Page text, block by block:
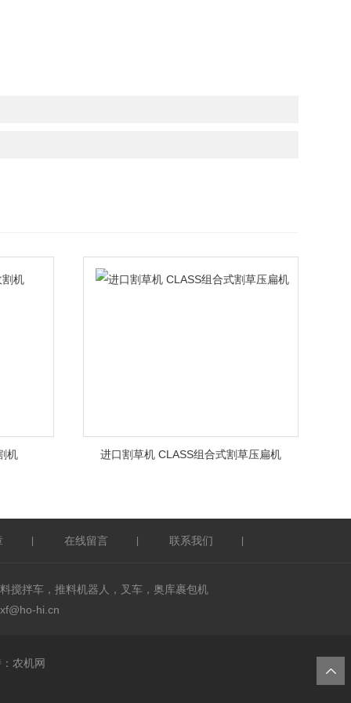
机 进口割草机 CLASS组合式割草压扁机
在线留言 联系我们
搅拌车，推料机器人，叉车，奥库裹包机
hi.cn
农机网